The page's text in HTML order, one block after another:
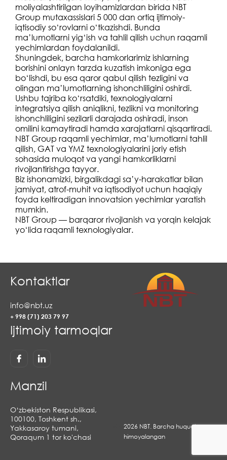
moliyalashtirilgan loyihamizlardan birida NBT
Group mutaxassislari 5 000 dan ortiq ijtimoiy-
iqtisodiy so‘rovlarni o‘tkazishdi. Bunda
ma’lumotlarni yig‘ish va tahlil qilish uchun raqamli
yechimlardan foydalanildi.
Shuningdek, barcha hamkorlarimiz ishlarning
borishini onlayn tarzda kuzatish imkoniga ega
bo‘lishdi, bu esa qaror qabul qilish tezligini va
olingan ma’lumotlarning ishonchliligini oshirdi.
Ushbu tajriba ko‘rsatdiki, texnologiyalarni
integratsiya qilish aniqlikni, tezlikni va monitoring
ishonchliligini sezilarli darajada oshiradi, inson
omilini kamaytiradi hamda xarajatlarni qisqartiradi.
NBT Group raqamli yechimlar, ma’lumotlarni tahlil
qilish, GAT va YMZ texnologiyalarini joriy etish
sohasida muloqot va yangi hamkorliklarni
rivojlantirishga tayyor.
Biz ishonamizki, birgalikdagi sa’y-harakatlar bilan
jamiyat, atrof-muhit va iqtisodiyot uchun haqiqiy
foyda keltiradigan innovatsion yechimlar yaratish
mumkin.
NBT Group — barqaror rivojlanish va yorqin kelajak
yo‘lida raqamli texnologiyalar.
Kontaktlar
info@nbt.uz
+ 998 (71) 203 79 97
Ijtimoiy tarmoqlar
Manzil
O‘zbekiston Respublikasi,
100100, Toshkent sh.,
Yakkasaroy tumani,
Qoraqum 1 tor ko'chasi
2026 NBT. Barcha huquqlar
himoyalangan